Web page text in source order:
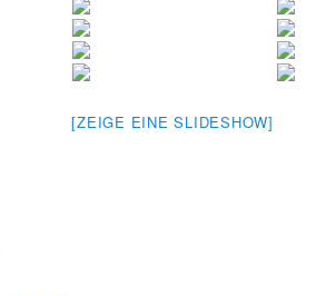
[ZEIGE EINE SLIDESHOW]